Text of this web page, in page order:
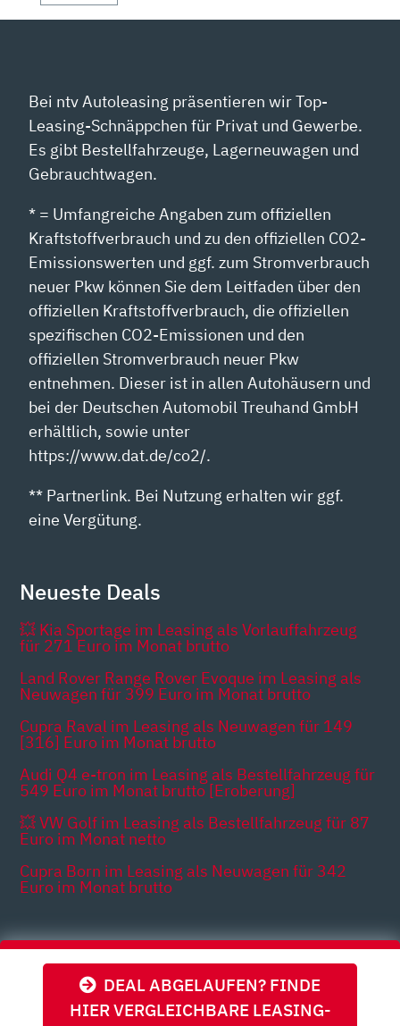
DEAL ABGELAUFEN? FINDE
HIER VERGLEICHBARE LEASING-
Bei ntv Autoleasing präsentieren wir Top-
Leasing-Schnäppchen für Privat und Gewerbe.
Es gibt Bestellfahrzeuge, Lagerneuwagen und
Gebrauchtwagen.
* = Umfangreiche Angaben zum offiziellen
Kraftstoffverbrauch und zu den offiziellen CO2-
Emissionswerten und ggf. zum Stromverbrauch
neuer Pkw können Sie dem Leitfaden über den
offiziellen Kraftstoffverbrauch, die offiziellen
spezifischen CO2-Emissionen und den
offiziellen Stromverbrauch neuer Pkw
entnehmen. Dieser ist in allen Autohäusern und
bei der Deutschen Automobil Treuhand GmbH
erhältlich, sowie unter
https://www.dat.de/co2/.
** Partnerlink. Bei Nutzung erhalten wir ggf.
eine Vergütung.
Neueste Deals
💥 Kia Sportage im Leasing als Vorlauffahrzeug
für 271 Euro im Monat brutto
Land Rover Range Rover Evoque im Leasing als
Neuwagen für 399 Euro im Monat brutto
Cupra Raval im Leasing als Neuwagen für 149
[316] Euro im Monat brutto
Audi Q4 e-tron im Leasing als Bestellfahrzeug für
549 Euro im Monat brutto [Eroberung]
💥 VW Golf im Leasing als Bestellfahrzeug für 87
Euro im Monat netto
Cupra Born im Leasing als Neuwagen für 342
Euro im Monat brutto